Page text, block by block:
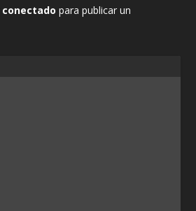
conectado para publicar un